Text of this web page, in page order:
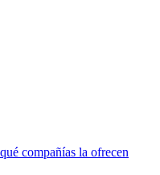
compañías la ofrecen